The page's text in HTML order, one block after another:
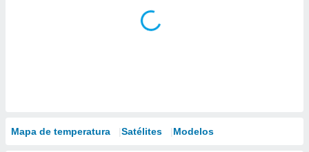
Mapa de temperatura Satélites Modelos